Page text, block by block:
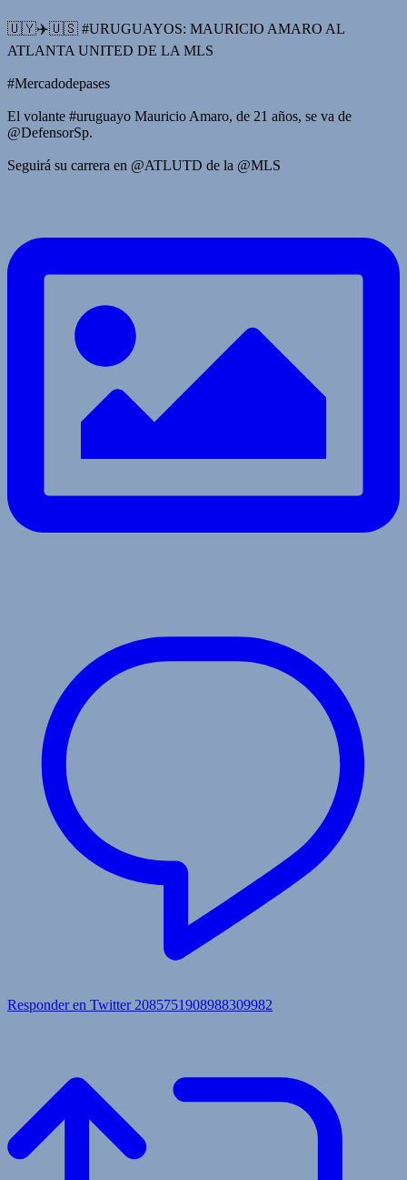
🇺🇾✈️🇺🇸 #URUGUAYOS: MAURICIO AMARO AL
ATLANTA UNITED DE LA MLS
#Mercadodepases
El volante #uruguayo Mauricio Amaro, de 21 años, se va de
@DefensorSp.
Seguirá su carrera en @ATLUTD de la @MLS
Responder en Twitter 2085751908988309982